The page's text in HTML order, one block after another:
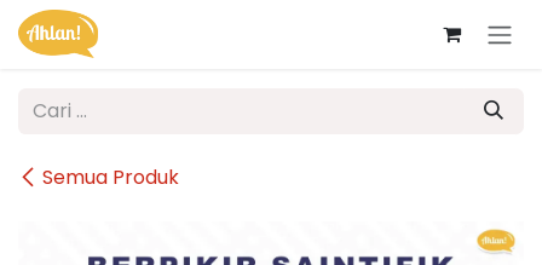
Skip ke Konten
Semua Produk